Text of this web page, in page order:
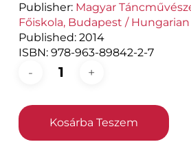
Publisher: Magyar
Főiskola, Budapest /
Published: 2014
ISBN: 978-963-89842-2-7
Kosárba Teszem